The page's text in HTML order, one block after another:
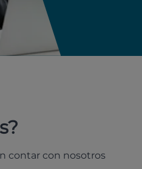
contar con nosotros